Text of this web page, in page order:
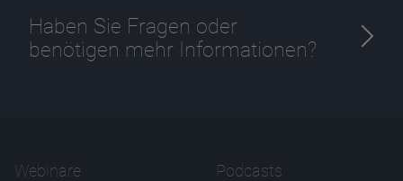
Haben Sie Fragen oder
benötigen mehr Informationen?
Webinare Podcasts